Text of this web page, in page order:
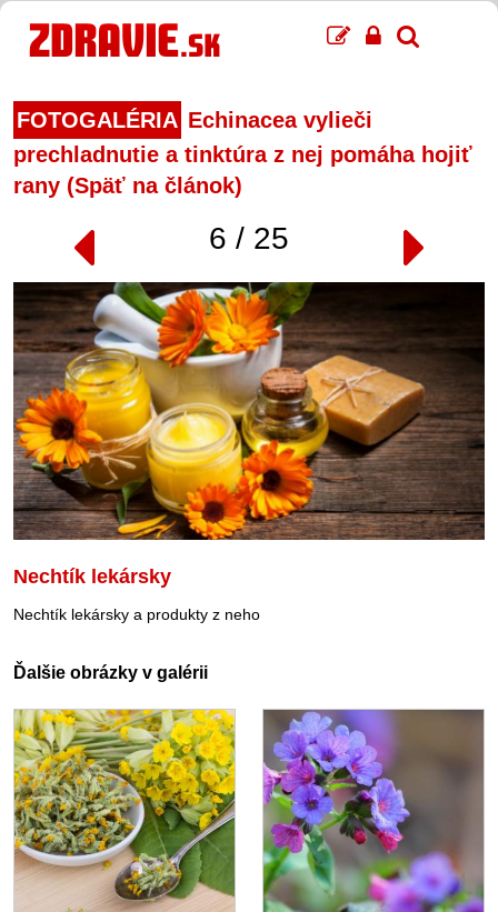
FOTOGALÉRIA Echinacea vylieči
prechladnutie a tinktúra z nej pomáha hojiť
rany (Späť na článok)
6 / 25
Nechtík lekársky
Nechtík lekársky a produkty z neho
Ďalšie obrázky v galérii